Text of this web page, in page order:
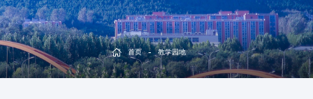
首页 - 教学园地